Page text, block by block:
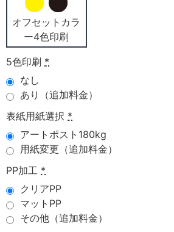
オフセットカラ
ー4色印刷
5色印刷 *
なし
あり（追加料金）
表紙用紙選択 *
アートポスト180kg
用紙変更（追加料金）
PP加工 *
クリアPP
マットPP
その他（追加料金）